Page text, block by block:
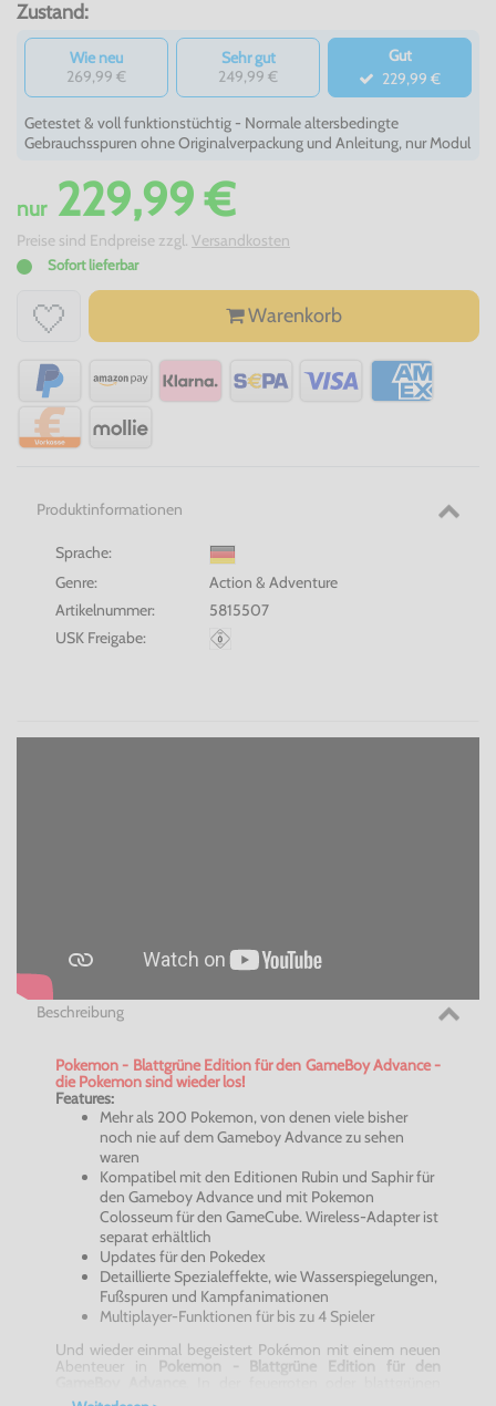
Zustand:
Wie neu
269,99 €
Sehr gut
249,99 €
Gut
229,99 €
Getestet & voll funktionstüchtig - Normale altersbedingte
Gebrauchsspuren ohne Originalverpackung und Anleitung, nur Modul
nur229,99 €
Preise sind Endpreise zzgl. Versandkosten
Sofort lieferbar
Warenkorb
Produktinformationen
Sprache:
Genre:
Action & Adventure
Artikelnummer:
5815507
USK Freigabe:
Beschreibung
Pokemon - Blattgrüne Edition für den GameBoyAdvance-
diePokemonsind wieder los!
Features:
Mehr als 200 Pokemon, von denen viele bisher
noch nie auf dem GameboyAdvancezu sehen
waren
Kompatibel mit den Editionen Rubin und Saphir für
den GameboyAdvance und mit Pokemon
Colosseumfür den GameCube. Wireless-Adapterist
separat erhältlich
Updates für den Pokedex
Detaillierte Spezialeffekte, wie Wasserspiegelungen,
Fußspuren und Kampfanimationen
Multiplayer-Funktionen für bis zu 4 Spieler
Und wieder einmal begeistert Pokémon mit einem neuen
Abenteuer in Pokemon - Blattgrüne Edition für den
Edition, die in Japan nach 15 Wochen bereits mehr als 2,5